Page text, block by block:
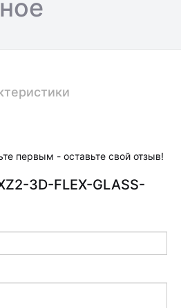
первым - оставьте свой отзыв!
3D-FLEX-GLASS-